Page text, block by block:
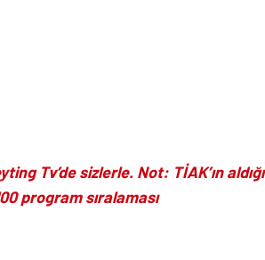
Tv’de sizlerle. Not: TİAK’ın aldığı
program sıralaması